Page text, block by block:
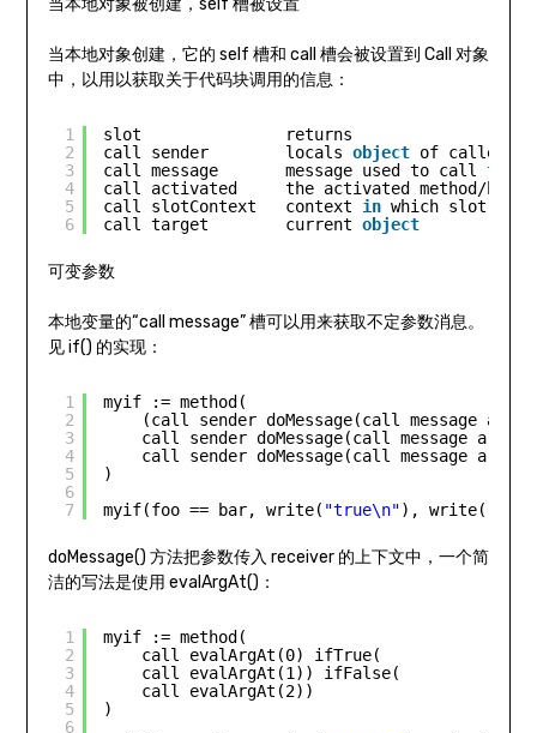
当本地对象被创建，self 槽被设置
当本地对象创建，它的 self 槽和 call 槽会被设置到 Call 对象
中，以用以获取关于代码块调用的信息：
1
2
3
4
5
6
slot               returns
call sender        locals object of caller
call message       message used to call this
call activated     the activated method/block
call slotContext   context in which slot was
call target        current object
可变参数
本地变量的“call message” 槽可以用来获取不定参数消息。
见 if() 的实现：
1
2
3
4
5
6
7
myif := method(
(call sender doMessage(call message
call sender doMessage(call message
call sender doMessage(call message
)
myif(foo == bar, write( "true\n"), write(
doMessage() 方法把参数传入 receiver 的上下文中，一个简
洁的写法是使用 evalArgAt()：
1
2
3
4
5
6
myif := method(
call evalArgAt(0) ifTrue(
call evalArgAt(1)) ifFalse(
call evalArgAt(2))
)